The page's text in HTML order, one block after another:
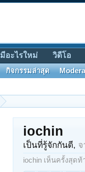
iochin
เป็นที่รู้จักกันดี, จ
iochin เห็นครั้งสุดท้
มีอะไรใหม่ วิดีโอ
กิจกรรมล่าสุด